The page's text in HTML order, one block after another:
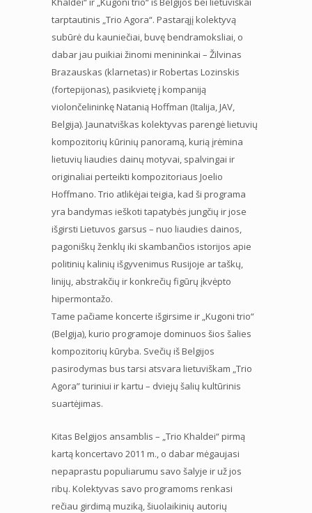
tarptautinis „Trio Agora“. Pastarąjį kolektyvą
subūrė du kauniečiai, buvę bendramoksliai, o
dabar jau puikiai žinomi menininkai – Žilvinas
Brazauskas (klarnetas) ir Robertas Lozinskis
(fortepijonas), pasikvietę į kompaniją
violončelininkę Natanią Hoffman (Italija, JAV,
Belgija). Jaunatviškas kolektyvas parengė lietuvių
kompozitorių kūrinių panoramą, kurią įrėmina
lietuvių liaudies dainų motyvai, spalvingai ir
originaliai perteikti kompozitoriaus Joelio
Hoffmano. Trio atlikėjai teigia, kad ši programa
yra bandymas ieškoti tapatybės jungčių ir jose
išgirsti Lietuvos garsus – nuo liaudies dainos,
pagoniškų ženklų iki skambančios istorijos apie
politinių kalinių išgyvenimus Rusijoje ar taškų,
linijų, abstrakčių ir konkrečių figūrų įkvėpto
hipermontažo.
Tame pačiame koncerte išgirsime ir „Kugoni trio“
(Belgija), kurio programoje dominuos šios šalies
kompozitorių kūryba. Svečių iš Belgijos
pasirodymas bus tarsi atsvara lietuviškam „Trio
Agora” turiniui ir kartu – dviejų šalių kultūrinis
suartėjimas.
Kitas Belgijos ansamblis – „Trio Khaldei“ pirmą
kartą koncertavo 2011 m., o dabar mėgaujasi
nepaprastu populiarumu savo šalyje ir už jos
ribų. Kolektyvas savo programoms renkasi
rečiau girdimą muziką, šiuolaikinių autorių